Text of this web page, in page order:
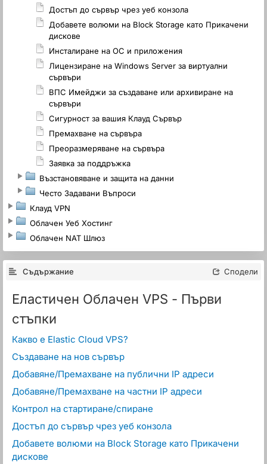
Достъп до сървър чрез уеб конзола
Добавете волюми на Block Storage като Прикачени
дискове
Инсталиране на ОС и приложения
Лицензиране на Windows Server за виртуални
сървъри
ВПС Имейджи за създаване или архивиране на
сървъри
Сигурност за вашия Клауд Сървър
Премахване на сървъра
Преоразмеряване на сървъра
Заявка за поддръжка
Възстановяване и защита на данни
Често Задавани Въпроси
Клауд VPN
Облачен Уеб Хостинг
Облачен NAT Шлюз
Съдържание Сподели
Еластичен Облачен VPS - Първи
стъпки
Какво е Elastic Cloud VPS?
Създаване на нов сървър
Добавяне/Премахване на публични IP адреси
Добавяне/Премахване на частни IP адреси
Контрол на стартиране/спиране
Достъп до сървър чрез уеб конзола
Добавете волюми на Block Storage като Прикачени
дискове